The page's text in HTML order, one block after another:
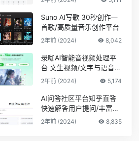
Suno AI写歌 30秒创作一
首歌/高质量音乐创作平台
2年前 (2024) 8,042
录咖AI智能音视频处理平
台 文生视频/文字与语音互
转
2年前 (2024) 5,174
AI问答社区平台知乎直答
快速解答用户提问/丰富的
专业知识储备
2年前 (2024) 8,835